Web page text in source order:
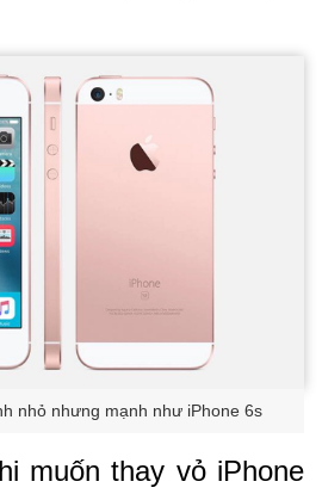
nhỏ nhưng mạnh như iPhone 6s
muốn thay vỏ iPhone